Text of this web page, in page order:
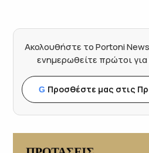
Ακολουθήστε το Portoni
ενημερωθείτε πρώτοι για
G Προσθέστε μας στις